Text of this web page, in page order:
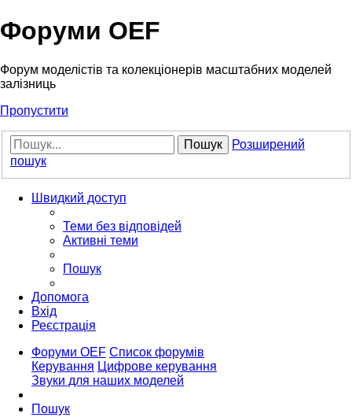
Форуми OEF
Форум моделістів та колекціонерів масштабних моделей
залізниць
Пропустити
Пошук
Розширений
пошук
Швидкий доступ
Теми без відповідей
Активні теми
Пошук
Допомога
Вхід
Реєстрація
Форуми OEF Список форумів
Керування Цифрове керування
Звуки для наших моделей
Пошук